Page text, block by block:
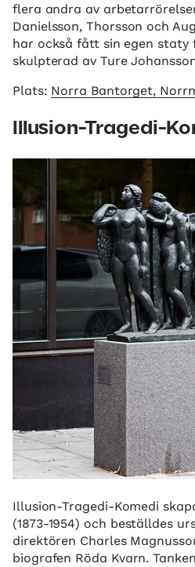
flera andra av
Danielsson, Thorsson och
har också fått sin egen staty
skulpterad av Ture
Plats: Norra Bantorget,
Illusion-Tragedi-
Illusion-Tragedi-Komedi
(1873-1954) och beställdes
direktören Charles
biografen Röda Kvarn.